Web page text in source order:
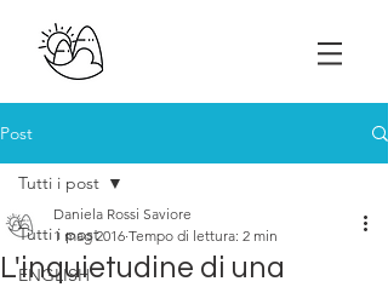
Post
Tutti i post
ENGLISH
Tutti i post
L'inquietudine di una
Daniela Rossi Saviore
1 mag 2016 Tempo di lettura: 2 min